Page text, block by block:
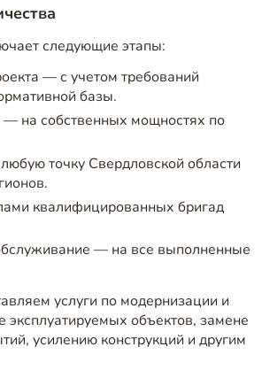
следующие этапы:
— с учетом требований
базы.
— на собственных мощностях по
точку Свердловской области
квалифицированных бригад
— на все выполненные
услуги по модернизации и
эксплуатируемых объектов, замене
усилению конструкций и другим